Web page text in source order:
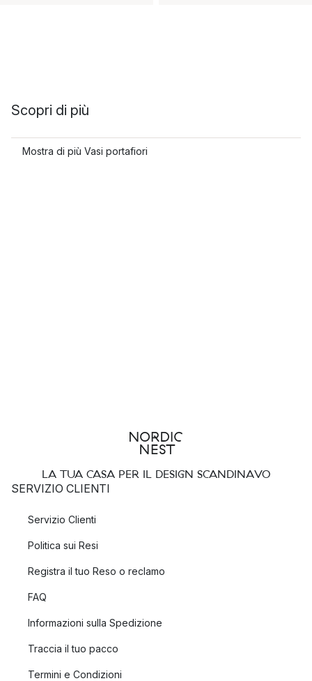
Scopri di più
Mostra di più Vasi portafiori
LA TUA CASA PER IL DESIGN SCANDINAVO
SERVIZIO CLIENTI
Servizio Clienti
Politica sui Resi
Registra il tuo Reso o reclamo
FAQ
Informazioni sulla Spedizione
Traccia il tuo pacco
Termini e Condizioni